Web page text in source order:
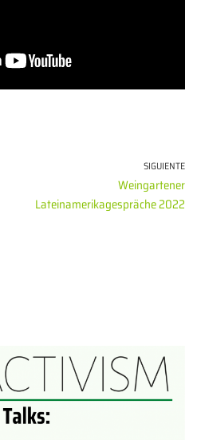
SIGUIENTE
Weingartener
Lateinamerikagespräche 2022